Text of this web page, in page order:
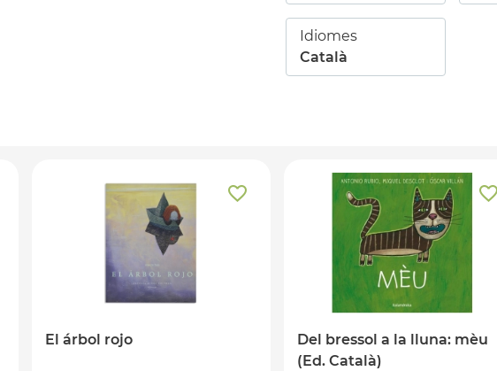
Idiomes
Català
El árbol rojo
Del bressol a la lluna: mèu
(Ed. Català)